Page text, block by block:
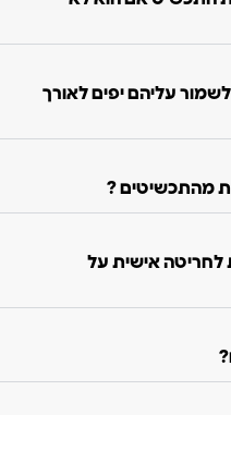
עליהם יפים לאורך
מהתכשיטים ?
אישית על